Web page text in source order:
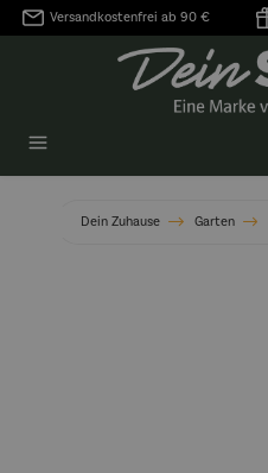
springen
Versandkostenfrei ab 90 €
Dein Zuhause Garten